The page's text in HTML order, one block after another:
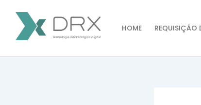
para
conteúdo
HOME REQUISIÇÃO